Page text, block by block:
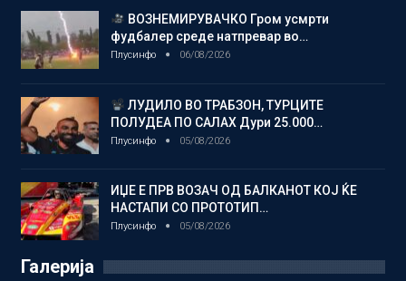
ВОЗНЕМИРУВАЧКО Гром усмрти
фудбалер среде натпревар во…
Плусинфо 06/08/2026
ЛУДИЛО ВО ТРАБЗОН, ТУРЦИТЕ
ПОЛУДЕА ПО САЛАХ Дури 25.000…
Плусинфо 05/08/2026
ИЏЕ Е ПРВ ВОЗАЧ ОД БАЛКАНОТ КОЈ ЌЕ
НАСТАПИ СО ПРОТОТИП…
Плусинфо 05/08/2026
Галерија